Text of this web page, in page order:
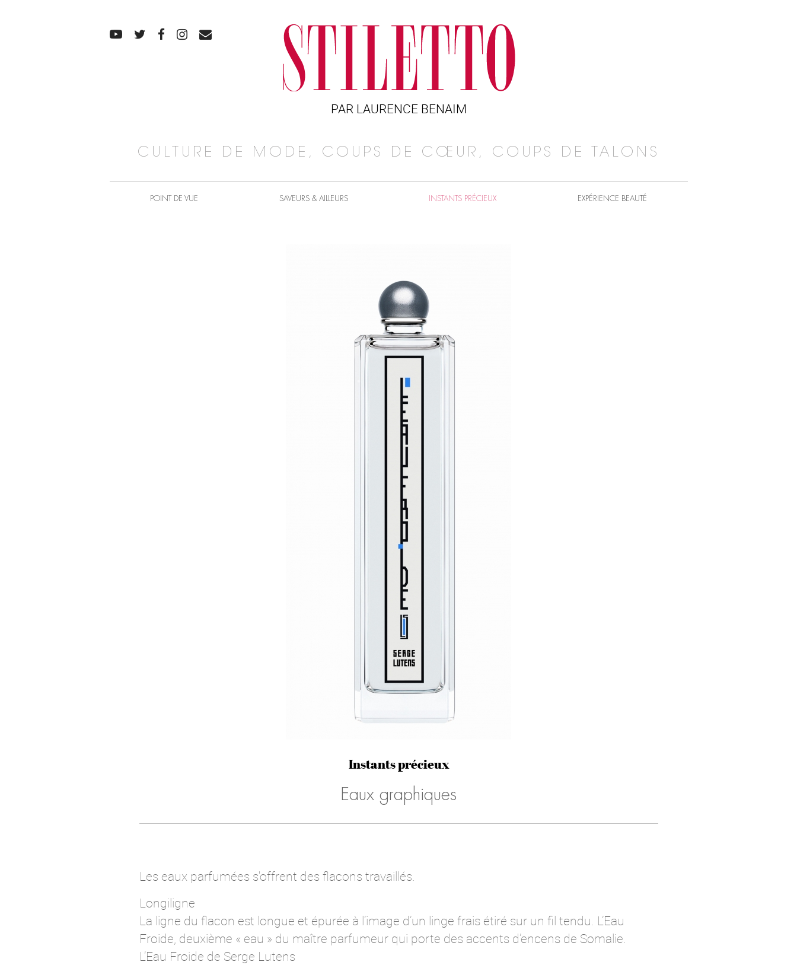
PAR LAURENCE BENAIM
CULTURE DE MODE, COUPS DE CŒUR, COUPS DE TALONS
POINT DE VUE SAVEURS & AILLEURS INSTANTS PRÉCIEUX EXPÉRIENCE BEAUTÉ
Instants précieux
Eaux graphiques
Les eaux parfumées s'offrent des flacons travaillés.
Longiligne
La ligne du flacon est longue et épurée à l’image d’un linge frais étiré sur un fil tendu. L’Eau
Froide, deuxième « eau » du maître parfumeur qui porte des accents d’encens de Somalie.
L’Eau Froide de Serge Lutens